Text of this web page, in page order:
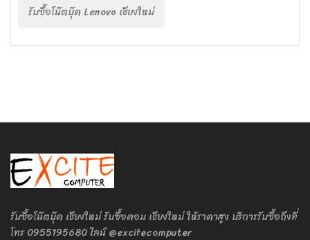
รับซื้อโน๊ตบุ๊ค Lenovo เชียงใหม่
รับซื้อโน๊ตบุ๊ค เชียงใหม่ รับซื้อคอม เชียงใหม่ ให้ราคาสูง บริการรับซื้อถึงที่
โทร 0955195680 ไลน์ @excitecomputer